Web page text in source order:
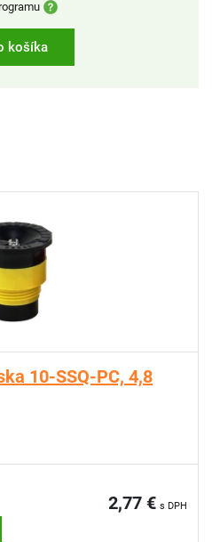
košíka
10-SSQ-PC, 4,8
2,77 € s DPH